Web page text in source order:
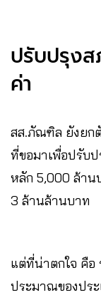
ปรับปรุง
ค่า
สส.ภัณฑิล ยังยก
ที่ขอมาเพื่อปรับ
หลัก 5,000 ล้าน
3 ล้านล้านบาท
แต่ที่น่าตกใจ คือ
ประมาณของปร